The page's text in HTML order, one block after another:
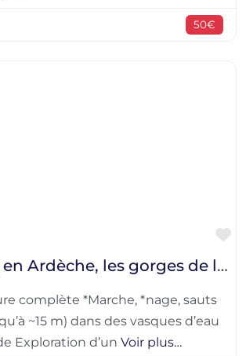
50€
Canyoning en Ardèche, les gorges de la Borne
complète *Marche, *nage, sauts
~15 m) dans des vasques d’eau
Exploration d’un Voir plus…